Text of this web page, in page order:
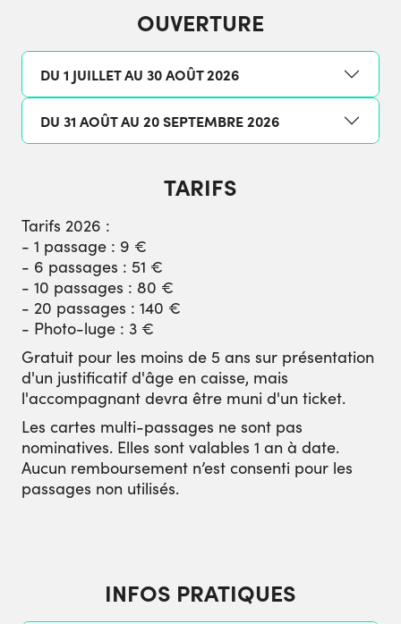
OUVERTURE
DU 1 JUILLET AU 30 AOÛT 2026
DU 31 AOÛT AU 20 SEPTEMBRE 2026
TARIFS
Tarifs 2026 :
- 1 passage : 9 €
- 6 passages : 51 €
- 10 passages : 80 €
- 20 passages : 140 €
- Photo-luge : 3 €
Gratuit pour les moins de 5 ans sur présentation
d'un justificatif d'âge en caisse, mais
l'accompagnant devra être muni d'un ticket.
Les cartes multi-passages ne sont pas
nominatives. Elles sont valables 1 an à date.
Aucun remboursement n’est consenti pour les
passages non utilisés.
INFOS PRATIQUES